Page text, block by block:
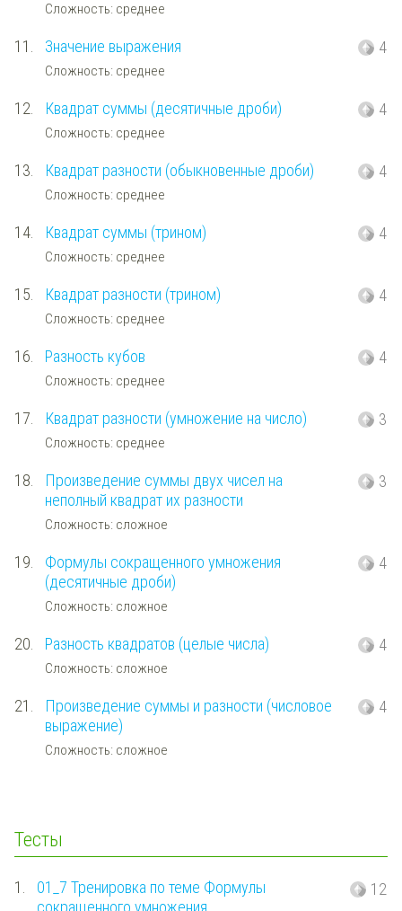
Сложность: среднее
11. Значение выражения
Сложность: среднее
4
12. Квадрат суммы (десятичные дроби)
Сложность: среднее
4
13. Квадрат разности (обыкновенные дроби)
Сложность: среднее
4
14. Квадрат суммы (трином)
Сложность: среднее
4
15. Квадрат разности (трином)
Сложность: среднее
4
16. Разность кубов
Сложность: среднее
4
17. Квадрат разности (умножение на число)
Сложность: среднее
3
18.
Произведение суммы двух чисел на
неполный квадрат их разности
Сложность: сложное
3
19.
Формулы сокращенного умножения
(десятичные дроби)
Сложность: сложное
4
20. Разность квадратов (целые числа)
Сложность: сложное
4
21.
Произведение суммы и разности (числовое
выражение)
Сложность: сложное
4
Тесты
1.
01_7 Тренировка по теме Формулы
12